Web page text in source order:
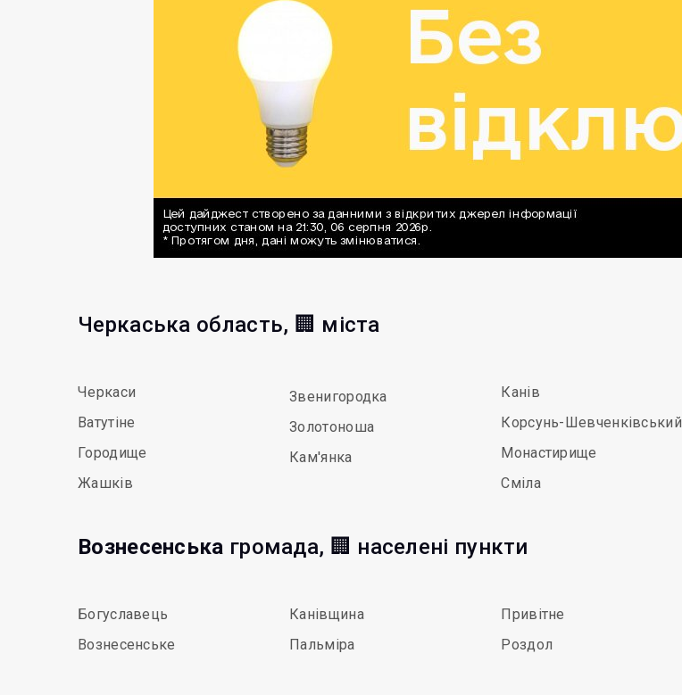
Черкаська область, 🏢 міста
Черкаси
Ватутіне
Городище
Жашків
Звенигородка
Золотоноша
Кам'янка
Канів
Корсунь-Шевченківський
Монастирище
Сміла
Вознесенська громада, 🏢 населені пункти
Богуславець
Вознесенське
Канівщина
Пальміра
Привітне
Роздол